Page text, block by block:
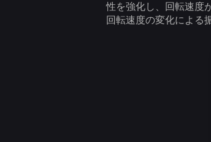
性を強化し、回転速度
回転速度の変化による